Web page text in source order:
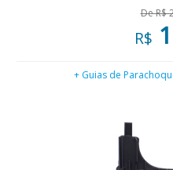
De R$
R$
+ Guias de